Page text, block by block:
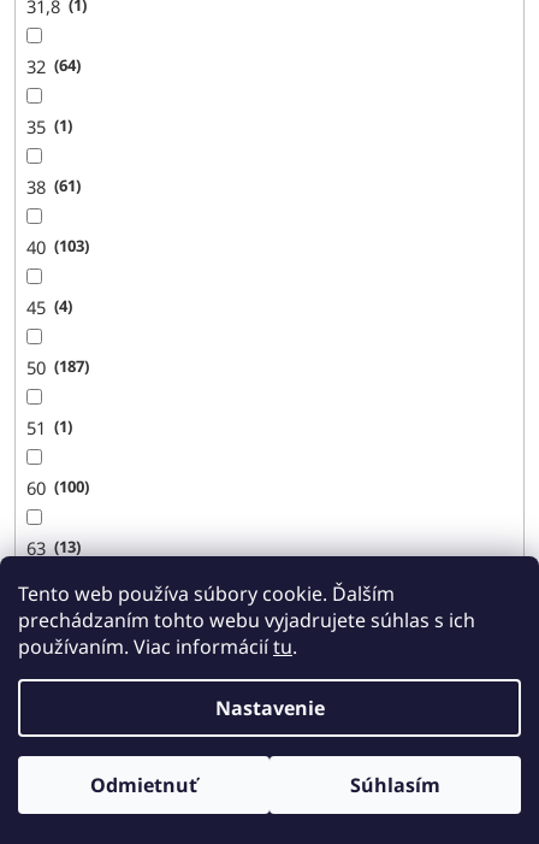
Tento web používa súbory cookie. Ďalším
prechádzaním tohto webu vyjadrujete súhlas s ich
používaním. Viac informáciítu.
Nastavenie
Odmietnuť Súhlasím
31,8 1
32 64
35 1
38 61
40 103
45 4
50 187
51 1
60 100
63 13
70 7